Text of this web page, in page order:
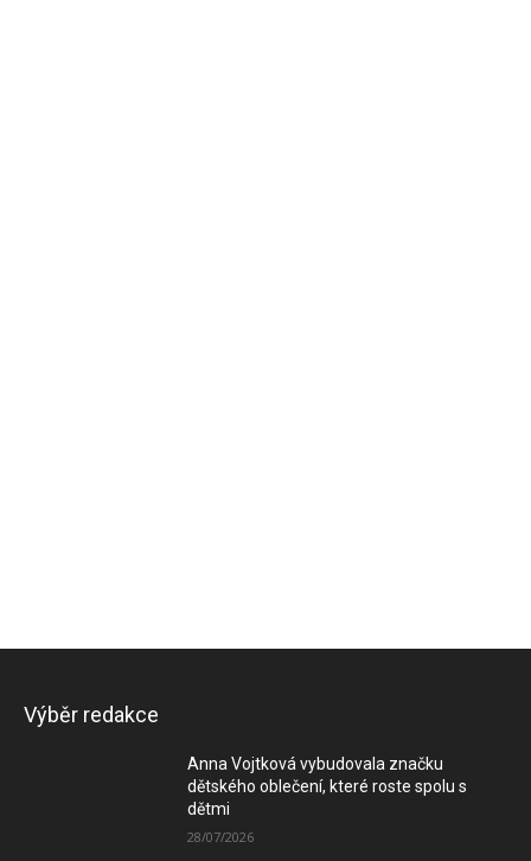
Výběr redakce
Anna Vojtková vybudovala značku
dětského oblečení, které roste spolu s
dětmi
28/07/2026